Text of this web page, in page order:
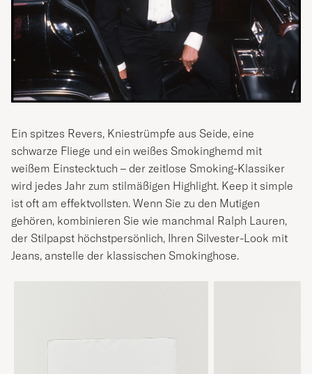
Ein spitzes Revers, Kniestrümpfe aus Seide, eine
schwarze Fliege und ein weißes Smokinghemd mit
weißem Einstecktuch – der zeitlose Smoking-Klassiker
wird jedes Jahr zum stilmäßigen Highlight. Keep it simple
ist oft am effektvollsten. Wenn Sie zu den Mutigen
gehören, kombinieren Sie wie manchmal Ralph Lauren,
der Stilpapst höchstpersönlich, Ihren Silvester-Look mit
Jeans, anstelle der klassischen Smokinghose.